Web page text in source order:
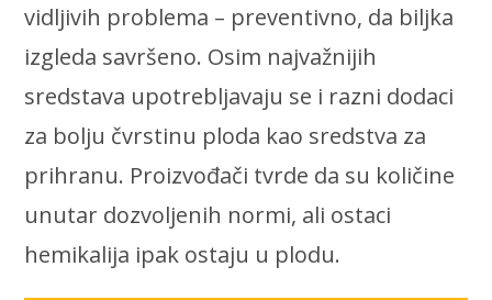
vidljivih problema – preventivno, da biljka
izgleda savršeno. Osim najvažnijih
sredstava upotrebljavaju se i razni dodaci
za bolju čvrstinu ploda kao sredstva za
prihranu. Proizvođači tvrde da su količine
unutar dozvoljenih normi, ali ostaci
hemikalija ipak ostaju u plodu.